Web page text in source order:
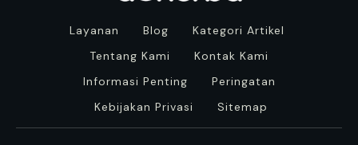
Layanan Blog
Kategori Artikel
Tentang Kami
Kontak Kami
Informasi Penting
Peringatan
Kebijakan Privasi
Sitemap